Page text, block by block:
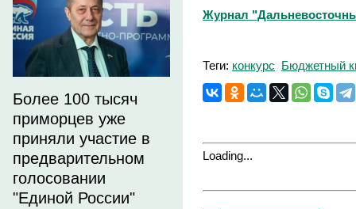
Более 100 тысяч
приморцев уже
приняли участие в
предварительном
голосовании
"Единой России"
Журнал
Теги: конкурс Бюджетный
Loading...